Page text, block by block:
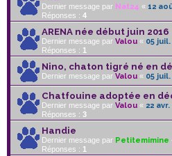
Dernier message par Nat24 « 12
Réponses : 4
ARENA née début juin 2016
Dernier message par Valou « 05 juil.
Réponses : 1
Nino, chaton tigré né en
Dernier message par Valou « 05 juil.
Chatfouine adoptée en
Dernier message par Valou « 22
Réponses : 3
Handie
Dernier message par Petitemimine
Réponses : 1